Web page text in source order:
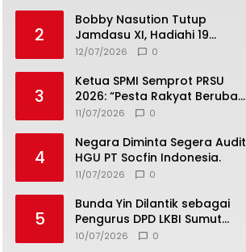
2
Bobby Nasution Tutup
Jamdasu XI, Hadiahi 19
Petugas Upacara Berangkat
12/07/2026 0
3
Ketua SPMI Semprot PRSU
2026: “Pesta Rakyat Berubah
Jadi Ajang Bisnis, Target 300
Slogan”
11/07/2026 0
4
Negara Diminta Segera Audit
HGU PT Socfin Indonesia.
11/07/2026 0
5
Bunda Yin Dilantik sebagai
Pengurus DPD LKBI Sumut
2026–2031, Tegaskan
10/07/2026 0